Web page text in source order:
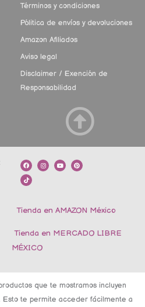
Términos y condiciones
Pólitica de envíos y devoluciones
Amazon Afiliados
Aviso legal
Disclaimer / Exención de
Responsabilidad
F
a
c
e
b
I
n
s
m
Y
o
u
P
i
n
t
T
i
k
t
o
Tienda en AMAZON México
Tienda en MERCADO LIBRE
MÉXICO
que te mostramos incluyen
Esto te permite acceder fácilmente a